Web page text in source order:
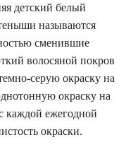
детский белый
называются
сменившие
волосяной покров
серую окраску на
окраску на
каждой ежегодной
окраски.